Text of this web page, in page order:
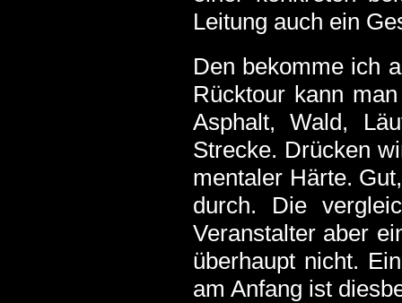
Leitung auch ein
Den bekomme ich
Rücktour kann
Asphalt, Wald,
Strecke. Drücken
mentaler Härte.
durch. Die
Veranstalter aber
überhaupt nicht.
am Anfang ist